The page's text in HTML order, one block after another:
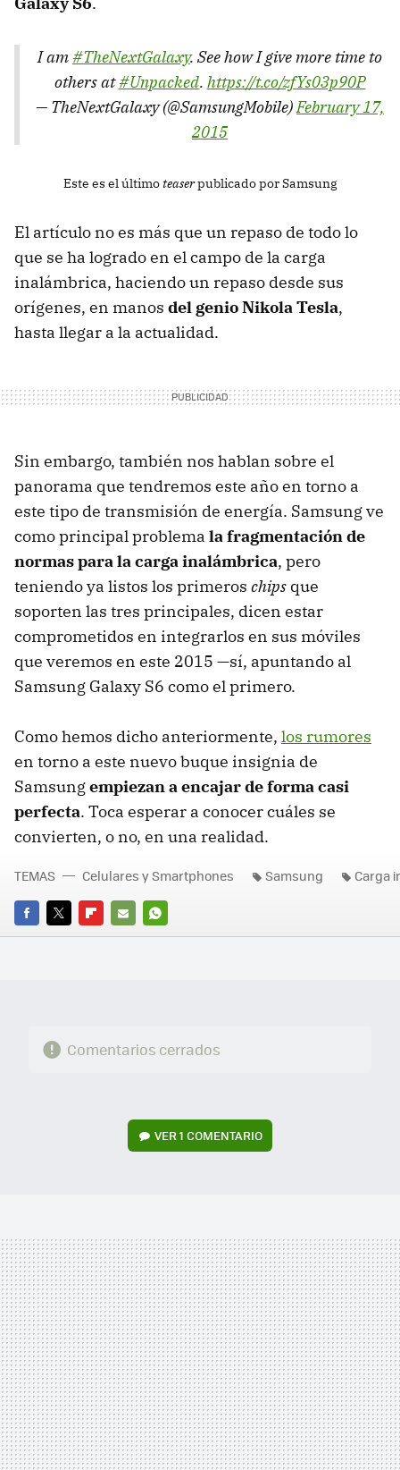
I am#TheNextGalaxy. See how I give more time to
others at#Unpacked. https://t.co/zfYs03p90P
— TheNextGalaxy (@SamsungMobile)February 17,
2015
Este es el últimoteaserpublicado por Samsung
El artículo no es más que un repaso de todo lo
que se ha logrado en el campo de la carga
inalámbrica, haciendo un repaso desde sus
orígenes, en manos del genio Nikola Tesla,
hasta llegar a la actualidad.
Sin embargo, también nos hablan sobre el
panorama que tendremos este año en torno a
este tipo de transmisión de energía. Samsung ve
como principal problema la fragmentación de
normas para la carga inalámbrica, pero
teniendo ya listos los primeros chips que
soporten las tres principales, dicen estar
comprometidos en integrarlos en sus móviles
que veremos en este 2015 —sí, apuntando al
Samsung Galaxy S6 como el primero.
Como hemos dicho anteriormente, los rumores
en torno a este nuevo buque insignia de
Samsungempiezan a encajar de forma casi
perfecta. Toca esperar a conocer cuáles se
convierten, o no, en una realidad.
FACEBOOK
TWITTERFLIPBOARD
E-
WHATSAPP
TEMAS Celulares y Smartphones Samsung Carga
Comentarios cerrados
VER1 COMENTARIO